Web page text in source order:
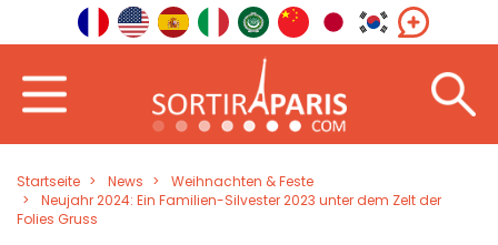
Startseite News
Weihnachten & Feste
Neujahr 2024: Ein Familien-Silvester 2023 unter dem Zelt der
Folies Gruss